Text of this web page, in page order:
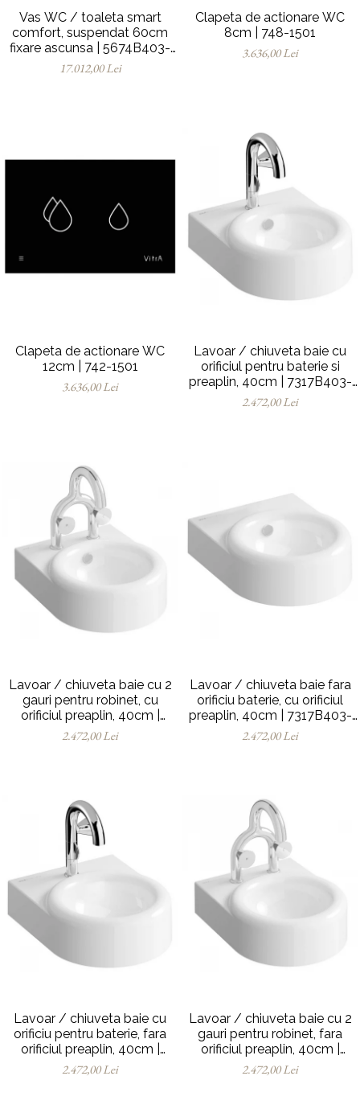
Vas WC / toaleta smart
comfort, suspendat 60cm
fixare ascunsa | 5674B403-
6194
17.012,00 Lei
Clapeta de actionare WC
8cm | 748-1501
3.636,00 Lei
Clapeta de actionare WC
12cm | 742-1501
3.636,00 Lei
Lavoar / chiuveta baie cu
orificiul pentru baterie si
preaplin, 40cm | 7317B403-
0001
2.472,00 Lei
Lavoar / chiuveta baie cu 2
gauri pentru robinet, cu
orificiul preaplin, 40cm |
7317B403-1740
2.472,00 Lei
Lavoar / chiuveta baie fara
orificiu baterie, cu orificiul
preaplin, 40cm | 7317B403-
0012
2.472,00 Lei
Lavoar / chiuveta baie cu
orificiu pentru baterie, fara
orificiul preaplin, 40cm |
7317B403-0041
2.472,00 Lei
Lavoar / chiuveta baie cu 2
gauri pentru robinet, fara
orificiul preaplin, 40cm |
7317B403-1739
2.472,00 Lei